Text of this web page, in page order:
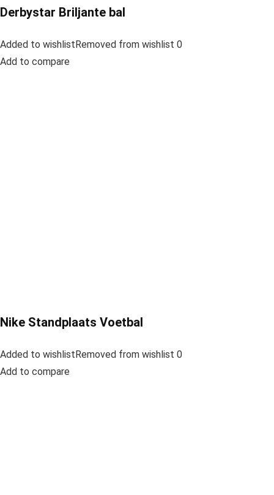
Derbystar Briljante bal
Added to wishlistRemoved from wishlist 0
Add to compare
Nike Standplaats Voetbal
Added to wishlistRemoved from wishlist 0
Add to compare